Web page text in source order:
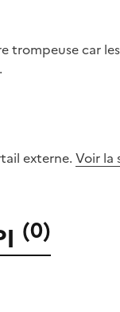
trompeuse car
externe. Voir la
(0)